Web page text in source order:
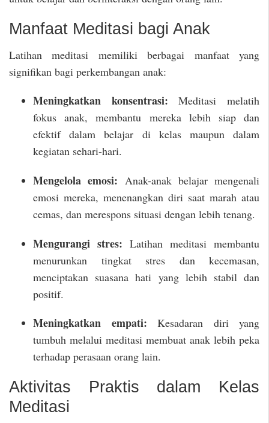
Manfaat Meditasi bagi Anak
Latihan meditasi memiliki berbagai manfaat yang
signifikan bagi perkembangan anak:
Meningkatkan konsentrasi: Meditasi melatih
fokus anak, membantu mereka lebih siap dan
efektif dalam belajar di kelas maupun dalam
kegiatan sehari-hari.
Mengelola emosi: Anak-anak belajar mengenali
emosi mereka, menenangkan diri saat marah atau
cemas, dan merespons situasi dengan lebih tenang.
Mengurangi stres: Latihan meditasi membantu
menurunkan tingkat stres dan kecemasan,
menciptakan suasana hati yang lebih stabil dan
positif.
Meningkatkan empati: Kesadaran diri yang
tumbuh melalui meditasi membuat anak lebih peka
terhadap perasaan orang lain.
Aktivitas Praktis dalam Kelas
Meditasi